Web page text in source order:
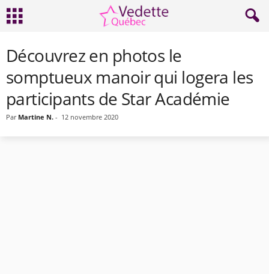
Découvrez en photos le
somptueux manoir qui logera les
participants de Star Académie
Par Martine N. - 12 novembre 2020